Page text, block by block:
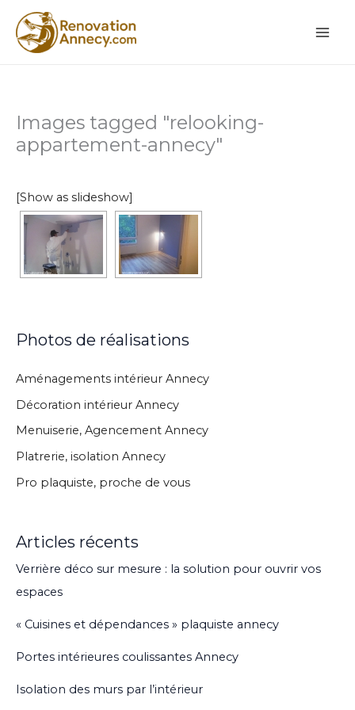
contenu
Images tagged "relooking-
appartement-annecy"
[Show as slideshow]
Photos de réalisations
Aménagements intérieur Annecy
Décoration intérieur Annecy
Menuiserie, Agencement Annecy
Platrerie, isolation Annecy
Pro plaquiste, proche de vous
Articles récents
Verrière déco sur mesure : la solution pour ouvrir vos
espaces
« Cuisines et dépendances » plaquiste annecy
Portes intérieures coulissantes Annecy
Isolation des murs par l’intérieur